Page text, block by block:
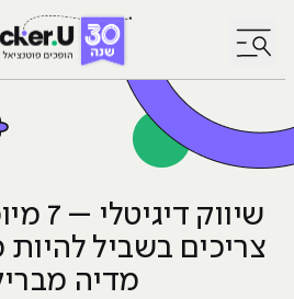
לחץ לפתיחת/סגירת תפריט
צריכים בשביל להיות
מדיה